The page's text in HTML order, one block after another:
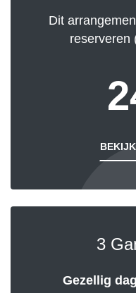
Dit
reserveren
3
Gezellig